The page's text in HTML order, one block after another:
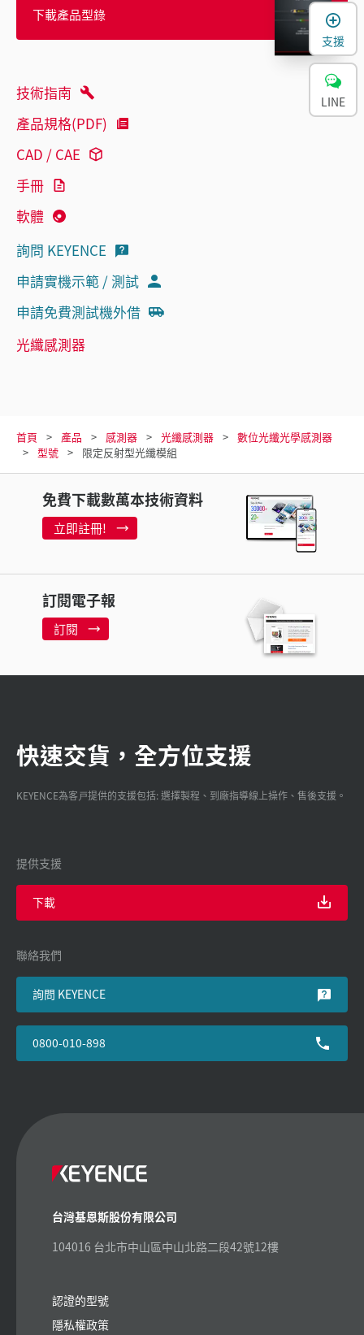
下載產品型錄
技術指南
產品規格(PDF)
CAD / CAE
手冊
軟體
詢問 KEYENCE
申請實機示範 / 測試
申請免費測試機外借
光纖感測器
首頁 產品 感測器 光纖感測器
數位光纖光學感測器
型號
限定反射型光纖模組
免費下載數萬本技術資料
立即註冊!
訂閱電子報
訂閱
快速交貨，全方位支援
KEYENCE為客戸提供的支援包括: 選擇製程、到廠指導線上操作、售後支援。
提供支援
下載
聯絡我們
詢問 KEYENCE
0800-010-898
台灣基恩斯股份有限公司
104016 台北市中山區中山北路二段42號12樓
認證的型號
隱私權政策
支援
LINE